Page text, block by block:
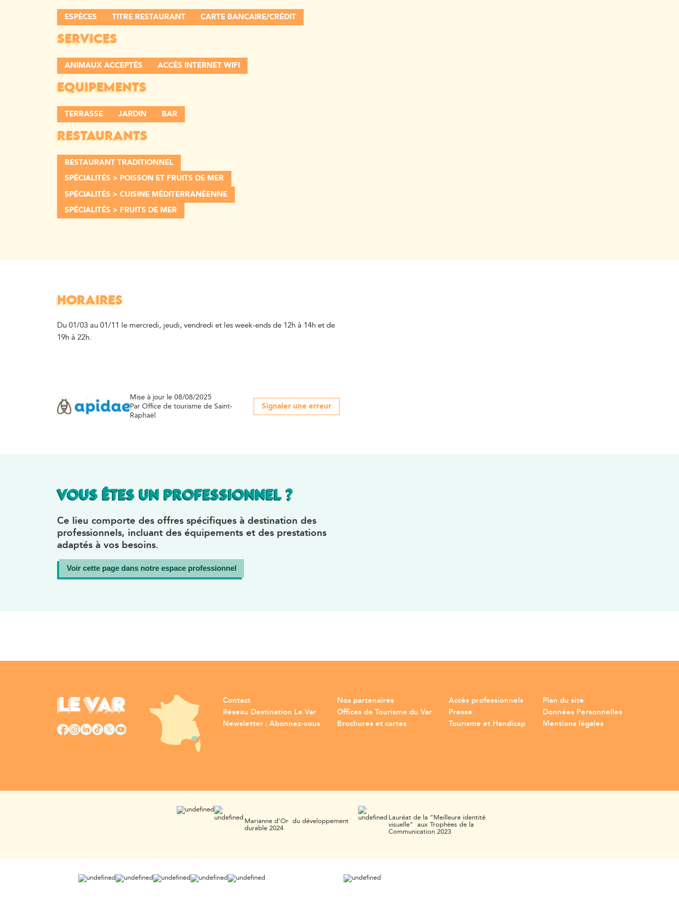
ESPÈCES TITRE RESTAURANT CARTE BANCAIRE/CRÉDIT
SERVICES
ANIMAUX ACCEPTÉS ACCÈS INTERNET WIFI
EQUIPEMENTS
TERRASSE JARDIN BAR
RESTAURANTS
RESTAURANT TRADITIONNEL
SPÉCIALITÉS > POISSON ET FRUITS DE MER
SPÉCIALITÉS > CUISINE MÉDITERRANÉENNE
SPÉCIALITÉS > FRUITS DE MER
HORAIRES
Du 01/03 au 01/11 le mercredi, jeudi, vendredi et les week-ends de 12h à 14h et de
19h à 22h.
Mise à jour le 08/08/2025
Par Office de tourisme de Saint-
Raphaël
Signaler une erreur
VOUS ÊTES UN PROFESSIONNEL ?
Ce lieu comporte des offres spécifiques à destination des
professionnels, incluant des équipements et des prestations
adaptés à vos besoins.
Voir cette page dans notre espace professionnel
Contact
Réseau Destination Le Var
Newsletter : Abonnez-vous
Nos partenaires
Offices de Tourisme du Var
Brochures et cartes
Accès professionnels
Presse
Tourisme et Handicap
Plan du site
Données Personnelles
Mentions légales
Marianne d’Or du développement
durable 2024
Lauréat de la “Meilleure identité
visuelle” aux Trophées de la
Communication 2023